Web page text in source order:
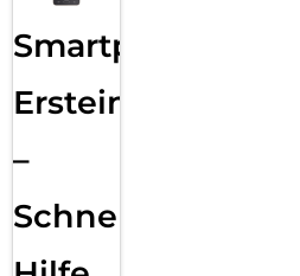
Smartphone
Ersteinrichtung
–
Schnelle